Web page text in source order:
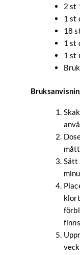
2 st
1 st
18
1 st
1 st
Sätt